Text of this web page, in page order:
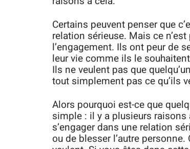
Certains peuvent penser que
relation sérieuse. Mais ce
l’engagement. Ils ont peur de
leur vie comme ils le
Ils ne veulent pas que
tout simplement pas ce qu’ils
Alors pourquoi est-ce que
simple : il y a plusieurs raisons
s’engager dans une relation
ou de blesser l’autre